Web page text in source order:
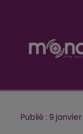
Publié : 9